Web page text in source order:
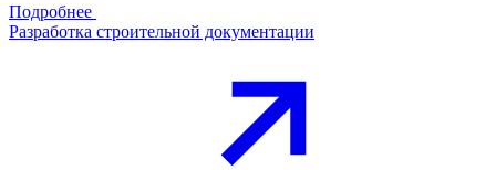
Подробнее
Разработка строительной документации